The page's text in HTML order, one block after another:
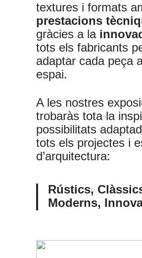
textures i formats
prestacions
gràcies a la
tots els fabricants
adaptar cada peça
espai.
A les nostres
trobaràs tota la
possibilitats
tots els projectes i
d’arquitectura:
Rústics,
Moderns,